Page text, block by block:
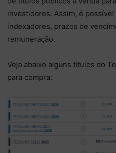
investidores. Assim, é
indexadores, prazos de
remuneração.
Veja abaixo alguns títulos do
para compra: